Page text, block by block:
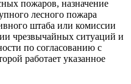
пожаров, назначение
лесного пожара
штаба или комиссии
чрезвычайных ситуаций и
по согласованию с
работает указанное